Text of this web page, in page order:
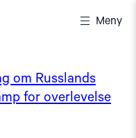
Meny
om Russlands
for overlevelse